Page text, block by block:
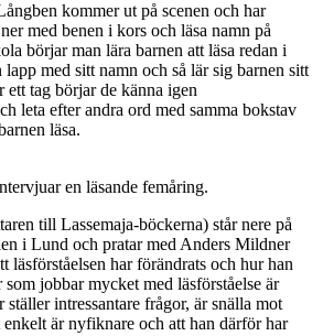
kommer ut på scenen och har
med benen i kors och läsa namn på
börjar man lära barnen att läsa redan i
med sitt namn och så lär sig barnen sitt
tag börjar de känna igen
leta efter andra ord med samma bokstav
läsa.
en läsande femåring.
till Lassemaja-böckerna) står nere på
i Lund och pratar med Anders Mildner
läsförståelsen har förändrats och hur han
som jobbar mycket med läsförståelse är
ställer intressantare frågor, är snälla mot
är nyfiknare och att han därför har